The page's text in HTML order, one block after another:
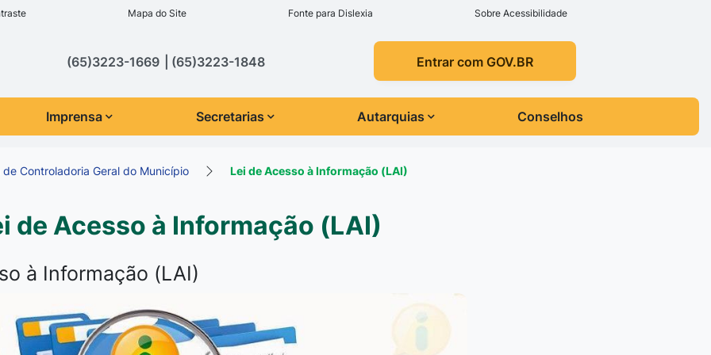
de acessibilidade
Mapa do Site Fonte para Dislexia Sobre Acessibilidade
(65)3223-1669 (65)3223-1848 Entrar com GOV.BR
Imprensa Secretarias Autarquias Conselhos
de Controladoria Geral do Município Lei de Acesso à Informação (LAI)
de Acesso à Informação (LAI)
à Informação (LAI)